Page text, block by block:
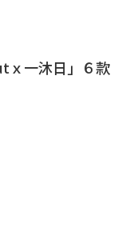
ｘ一沐日」６款